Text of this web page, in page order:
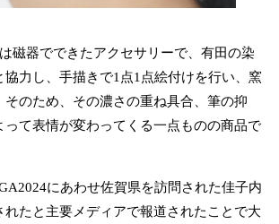
は磁器でできたアクセサリーで、有田の染
力し、手描きで1点1点絵付けを行い、窯
そのため、その濃さの重ね具合、筆の抑
て表情が変わってくる一点ものの商品で
にあわせ佐賀県を訪問された佳子内
れたと主要メディアで報道されたことで大